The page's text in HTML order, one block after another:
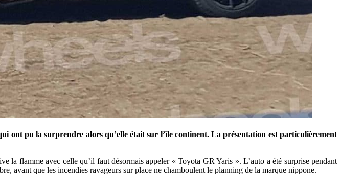
ont pu la surprendre alors qu’elle était sur l’île continent. La présentation est particulièrement
la flamme avec celle qu’il faut désormais appeler « Toyota GR Yaris ». L’auto a été surprise pendant
avant que les incendies ravageurs sur place ne chamboulent le planning de la marque nippone.